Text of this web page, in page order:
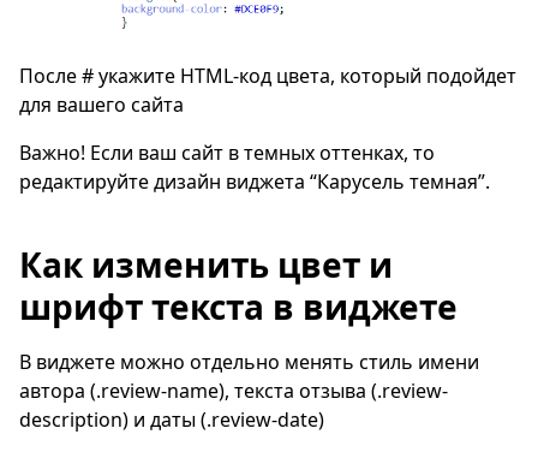
После # укажите HTML-код цвета, который подойдет
для вашего сайта
Важно! Если ваш сайт в темных оттенках, то
редактируйте дизайн виджета “Карусель темная”.
Как изменить цвет и
шрифт текста в виджете
В виджете можно отдельно менять стиль имени
автора (.review-name), текста отзыва (.review-
description) и даты (.review-date)